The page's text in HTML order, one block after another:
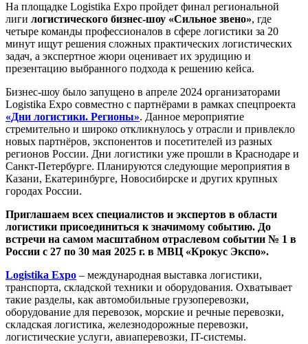
На площадке Logistika Expo пройдет финал региональной
лиги логистического бизнес-шоу «Сильное звено», где
четыре команды профессионалов в сфере логистики за 20
минут ищут решения сложных практических логистических
задач, а экспертное жюри оценивает их эрудицию и
презентацию выбранного подхода к решению кейса.
Бизнес-шоу было запущено в апреле 2024 организаторами
Logistika Expo совместно с партнёрами в рамках спецпроекта
«Дни логистики. Регионы». Данное мероприятие
стремительно и широко откликнулось у отрасли и привлекло
новых партнёров, экспонентов и посетителей из разных
регионов России. Дни логистики уже прошли в Краснодаре и
Санкт-Петербурге. Планируются следующие мероприятия в
Казани, Екатеринбурге, Новосибирске и других крупных
городах России.
Приглашаем всех специалистов и экспертов в области
логистики присоединиться к значимому событию. До
встречи на самом масштабном отраслевом событии № 1 в
России с 27 по 30 мая 2025 г. в МВЦ «Крокус Экспо».
Logistika Expo – международная выставка логистики,
транспорта, складской техники и оборудования. Охватывает
такие разделы, как автомобильные грузоперевозки,
оборудование для перевозок, морские и речные перевозки,
складская логистика, железнодорожные перевозки,
логистические услуги, авиаперевозки, IT-системы.